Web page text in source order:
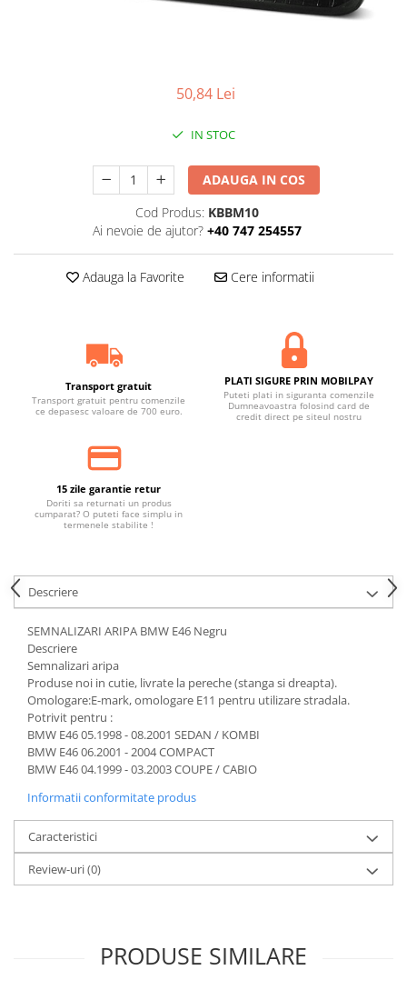
50,84 Lei
IN STOC
ADAUGA IN COS
Cod Produs: KBBM10
Ai nevoie de ajutor? +40 747 254557
Adauga la Favorite Cere informatii
Transport gratuit
Transport gratuit pentru comenzile
ce depasesc valoare de 700 euro.
PLATI SIGURE PRIN MOBILPAY
Puteti plati in siguranta comenzile
Dumneavoastra folosind card de
credit direct pe siteul nostru
15 zile garantie retur
Doriti sa returnati un produs
cumparat? O puteti face simplu in
termenele stabilite !
Descriere
SEMNALIZARI ARIPA BMW E46 Negru
Descriere
Semnalizari aripa
Produse noi in cutie, livrate la pereche (stanga si dreapta).
Omologare:E-mark, omologare E11 pentru utilizare stradala.
Potrivit pentru :
BMW E46 05.1998 - 08.2001 SEDAN / KOMBI
BMW E46 06.2001 - 2004 COMPACT
BMW E46 04.1999 - 03.2003 COUPE / CABIO
Informatii conformitate produs
Caracteristici
Review-uri(0)
PRODUSE SIMILARE